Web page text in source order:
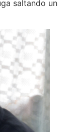
saltando un